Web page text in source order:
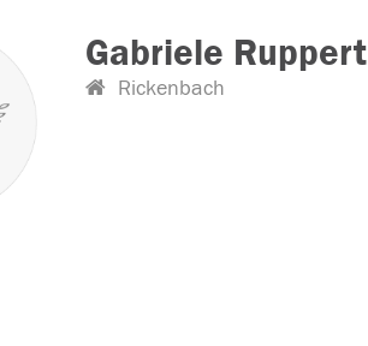
Gabriele Ruppert
Rickenbach